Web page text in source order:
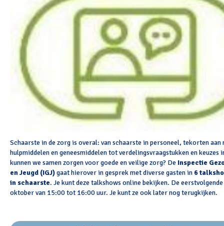
Schaarste in de zorg is overal: van schaarste in personeel, tekorten aan
hulpmiddelen en geneesmiddelen tot verdelingsvraagstukken en keuzes
kunnen we samen zorgen voor goede en veilige zorg? De Inspectie
en Jeugd (IGJ)gaat hierover in gesprek met diverse gasten in 6
in schaarste. Je kunt deze talkshows online bekijken. De
oktober van 15:00 tot 16:00 uur. Je kunt ze ook later nog terugkijken.